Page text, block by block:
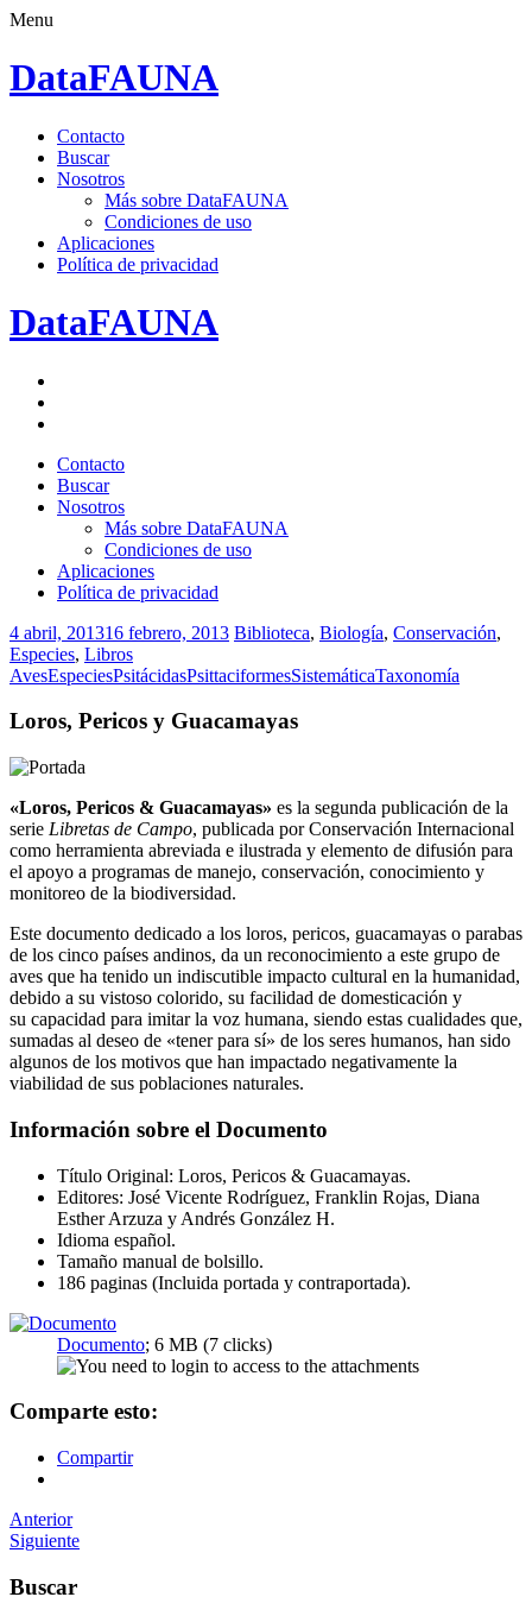
Menu
DataFAUNA
Saltar
contenido.
Contacto
Buscar
Nosotros
Más sobre DataFAUNA
Condiciones de uso
Aplicaciones
Política de privacidad
DataFAUNA
Saltar
contenido.
Contacto
Buscar
Nosotros
Más sobre DataFAUNA
Condiciones de uso
Aplicaciones
Política de privacidad
4 abril, 201316 febrero, 2013 Biblioteca, Biología, Conservación,
Especies, Libros
AvesEspeciesPsitácidasPsittaciformesSistemáticaTaxonomía
Loros, Pericos y Guacamayas
«Loros, Pericos & Guacamayas» es la segunda publicación de la
serie Libretas de Campo, publicada por Conservación Internacional
como herramienta abreviada e ilustrada y elemento de difusión para
el apoyo a programas de manejo, conservación, conocimiento y
monitoreo de la biodiversidad.
Este documento dedicado a los loros, pericos, guacamayas o parabas
de los cinco países andinos, da un reconocimiento a este grupo de
aves que ha tenido un indiscutible impacto cultural en la humanidad,
debido a su vistoso colorido, su facilidad de domesticación y
su capacidad para imitar la voz humana, siendo estas cualidades que,
sumadas al deseo de «tener para sí» de los seres humanos, han sido
algunos de los motivos que han impactado negativamente la
viabilidad de sus poblaciones naturales.
Información sobre el Documento
Título Original: Loros, Pericos & Guacamayas.
Editores: José Vicente Rodríguez, Franklin Rojas, Diana
Esther Arzuza y Andrés González H.
Idioma español.
Tamaño manual de bolsillo.
186 paginas (Incluida portada y contraportada).
Documento; 6 MB (7 clicks)
Comparte esto:
Compartir
Navegador
de
Anterior
Siguiente
Buscar